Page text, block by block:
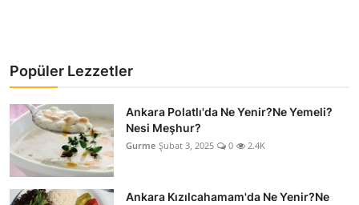
Popüler Lezzetler
Ankara Polatlı'da Ne Yenir?Ne Yemeli?
Nesi Meşhur?
Gurme Şubat 3, 2025 0 2.4K
Ankara Kızılcahamam'da Ne Yenir?Ne